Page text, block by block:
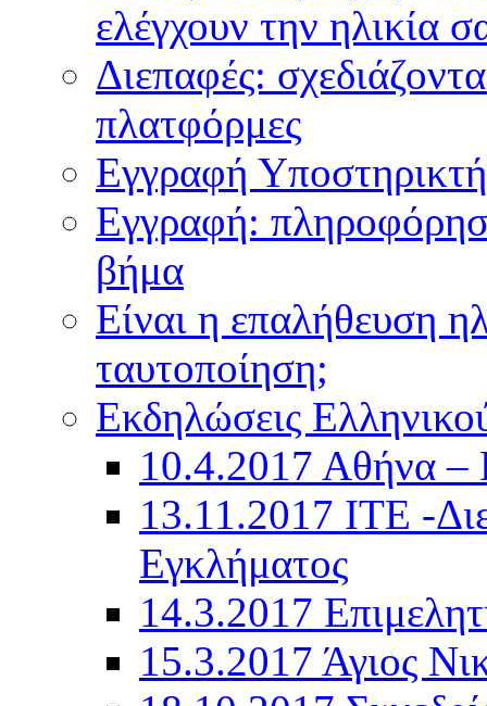
ελέγχουν την ηλικία
Διεπαφές:
πλατφόρμες
Εγγραφή
Εγγραφή:
βήμα
Είναι η επαλήθευση
ταυτοποίηση;
Εκδηλώσεις
10.4.2017 Αθήνα –
13.11.2017 ITE -
Εγκλήματος
14.3.2017
15.3.2017 Άγιος